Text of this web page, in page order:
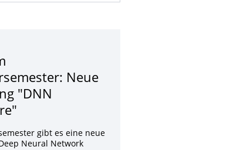
Neue
"DNN
gibt es eine neue
Neural Network